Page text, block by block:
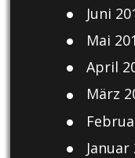
Juni
Mai
April
März
Januar